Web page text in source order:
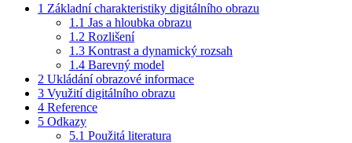
1 Základní charakteristiky digitálního obrazu
1.1 Jas a hloubka obrazu
1.2 Rozlišení
1.3 Kontrast a dynamický rozsah
1.4 Barevný model
2 Ukládání obrazové informace
3 Využití digitálního obrazu
4 Reference
5 Odkazy
5.1 Použitá literatura